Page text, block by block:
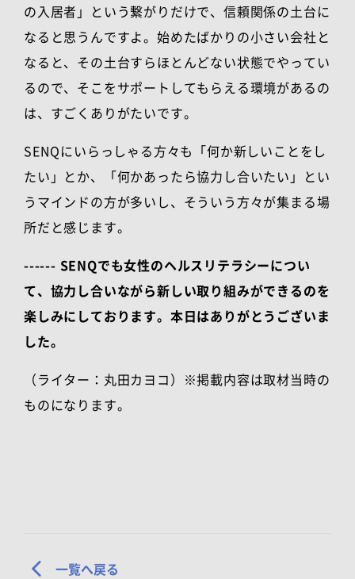
の入居者」という繋がりだけで、信頼関係の土台に
なると思うんですよ。始めたばかりの小さい会社と
なると、その土台すらほとんどない状態でやってい
るので、そこをサポートしてもらえる環境があるの
は、すごくありがたいです。
SENQにいらっしゃる方々も「何か新しいことをし
たい」とか、「何かあったら協力し合いたい」とい
うマインドの方が多いし、そういう方々が集まる場
所だと感じます。
------ SENQでも女性のヘルスリテラシーについ
て、協力し合いながら新しい取り組みができるのを
楽しみにしております。本日はありがとうございま
した。
（ライター：丸田カヨコ） ※掲載内容は取材当時の
ものになります。
一覧へ戻る